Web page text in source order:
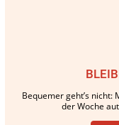
Bequemer geht’s
der Woche